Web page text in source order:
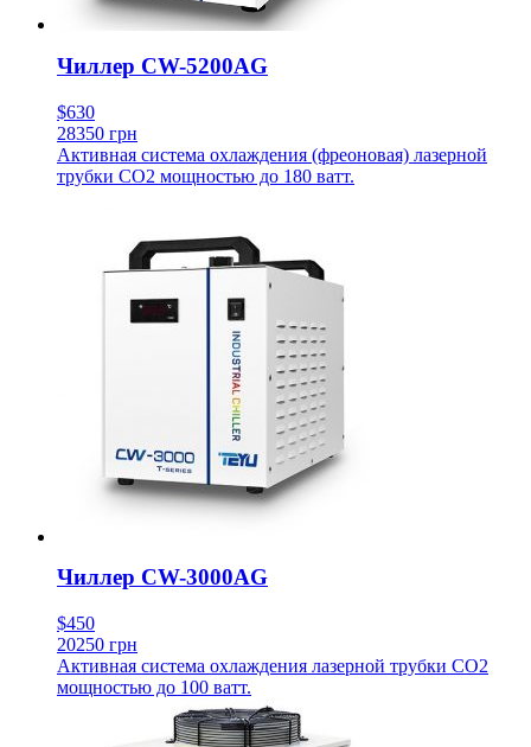
Чиллер CW-5200AG
$630
28350 грн
Активная система охлаждения (фреоновая) лазерной
трубки CO2 мощностью до 180 ватт.
Чиллер CW-3000AG
$450
20250 грн
Активная система охлаждения лазерной трубки CO2
мощностью до 100 ватт.